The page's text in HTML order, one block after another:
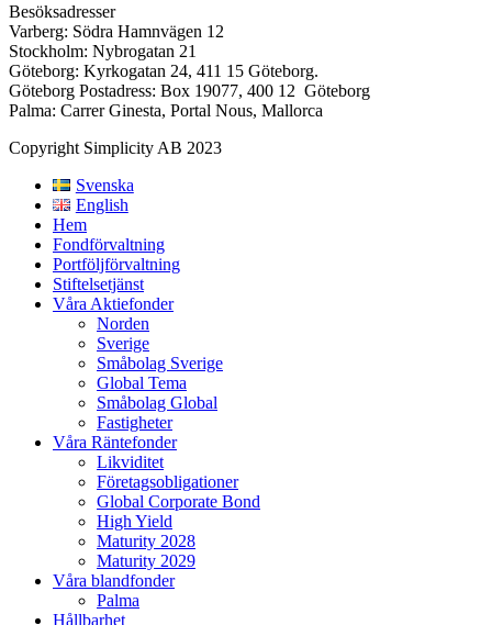
Besöksadresser
Varberg: Södra Hamnvägen 12
Stockholm: Nybrogatan 21
Göteborg: Kyrkogatan 24, 411 15 Göteborg.
Göteborg Postadress: Box 19077, 400 12 Göteborg
Palma: Carrer Ginesta, Portal Nous, Mallorca
Copyright Simplicity AB 2023
Svenska
English
Hem
Fondförvaltning
Portföljförvaltning
Stiftelsetjänst
Våra Aktiefonder
Norden
Sverige
Småbolag Sverige
Global Tema
Småbolag Global
Fastigheter
Våra Räntefonder
Likviditet
Företagsobligationer
Global Corporate Bond
High Yield
Maturity 2028
Maturity 2029
Våra blandfonder
Palma
Hållbarhet